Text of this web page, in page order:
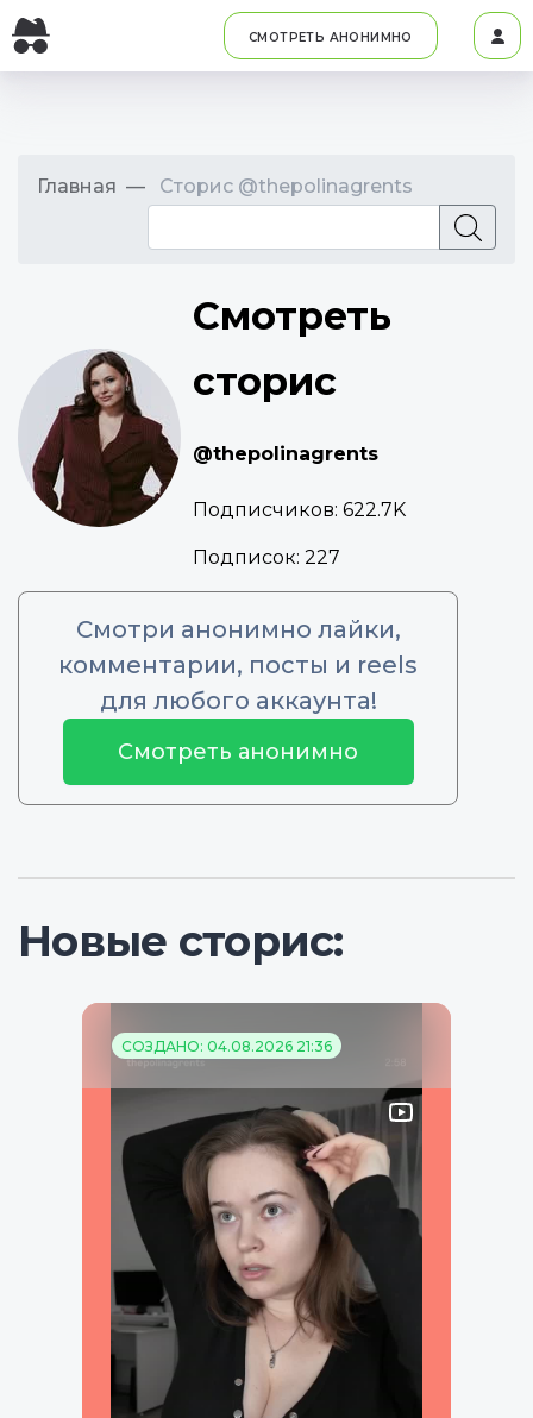
СМОТРЕТЬ АНОНИМНО
Главная Сторис @thepolinagrents
Смотреть
сторис
@thepolinagrents
Подписчиков: 622.7K
Подписок: 227
Смотри анонимно лайки,
комментарии, посты и reels
для любого аккаунта!
Смотреть анонимно
Новые сторис:
СОЗДАНО: 04.08.2026 21:36